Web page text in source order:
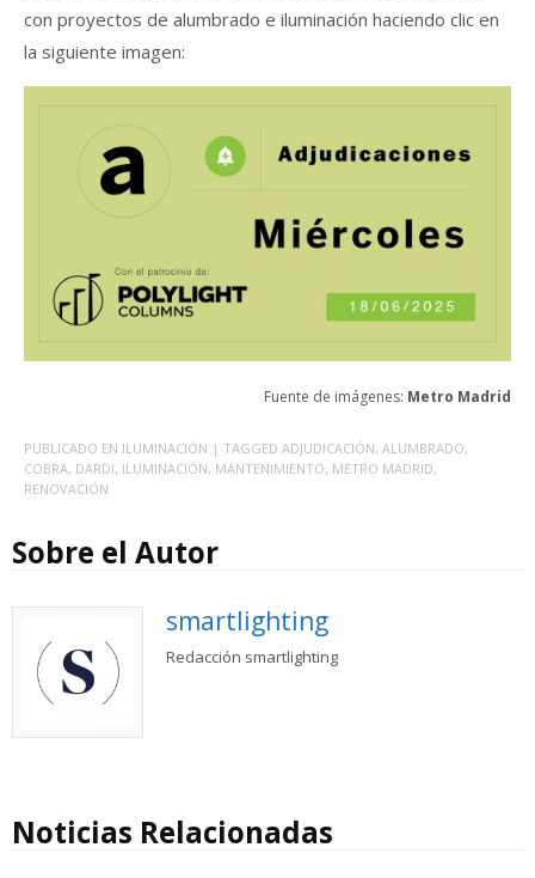
con proyectos de alumbrado e iluminación haciendo clic en
la siguiente imagen:
Fuente de imágenes: Metro Madrid
PUBLICADO EN ILUMINACIÓN | TAGGED ADJUDICACIÓN, ALUMBRADO,
COBRA, DARDI, ILUMINACIÓN, MANTENIMIENTO, METRO MADRID,
RENOVACIÓN
Sobre el Autor
smartlighting
Redacción smartlighting
Noticias Relacionadas